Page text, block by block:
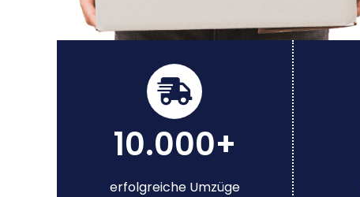
10.000+
erfolgreiche Umzüge